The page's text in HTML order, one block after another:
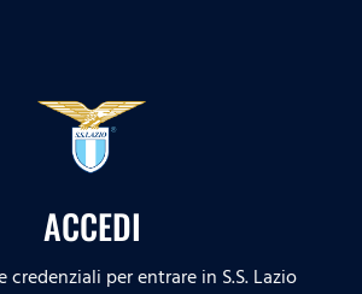
ACCEDI
credenziali per entrare in S.S. Lazio